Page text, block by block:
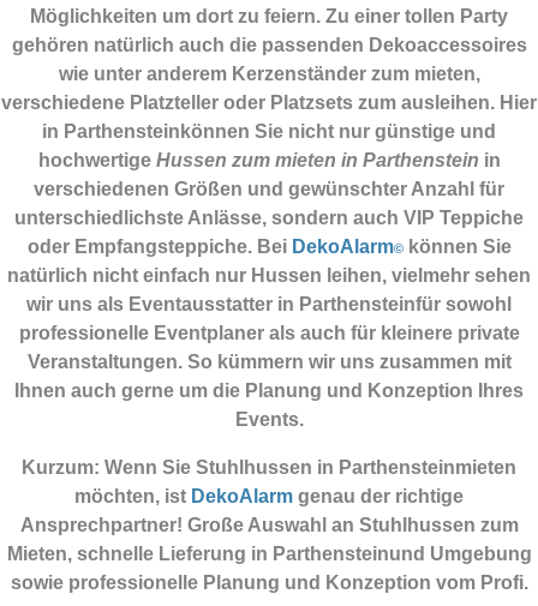
Möglichkeiten um dort zu feiern. Zu einer tollen Party
gehören natürlich auch die passenden Dekoaccessoires
wie unter anderem Kerzenständer zum mieten,
verschiedene Platzteller oder Platzsets zum ausleihen. Hier
in Parthensteinkönnen Sie nicht nur günstige und
hochwertige Hussen zum mieten in Parthenstein in
verschiedenen Größen und gewünschter Anzahl für
unterschiedlichste Anlässe, sondern auch VIP Teppiche
oder Empfangsteppiche. Bei DekoAlarm©
können Sie
natürlich nicht einfach nur Hussen leihen, vielmehr sehen
wir uns als Eventausstatter in Parthensteinfür sowohl
professionelle Eventplaner als auch für kleinere private
Veranstaltungen. So kümmern wir uns zusammen mit
Ihnen auch gerne um die Planung und Konzeption Ihres
Events.
Kurzum: Wenn Sie Stuhlhussen in Parthensteinmieten
möchten, ist DekoAlarm genau der richtige
Ansprechpartner! Große Auswahl an Stuhlhussen zum
Mieten, schnelle Lieferung in Parthensteinund Umgebung
sowie professionelle Planung und Konzeption vom Profi.